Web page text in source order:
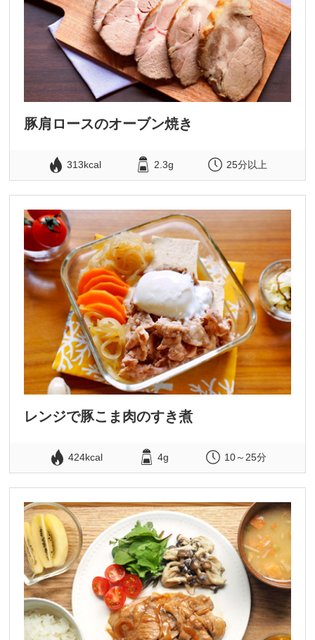
豚肩ロースのオーブン焼き
313kcal 2.3g 25分以上
レンジで豚こま肉のすき煮
424kcal 4g 10～25分